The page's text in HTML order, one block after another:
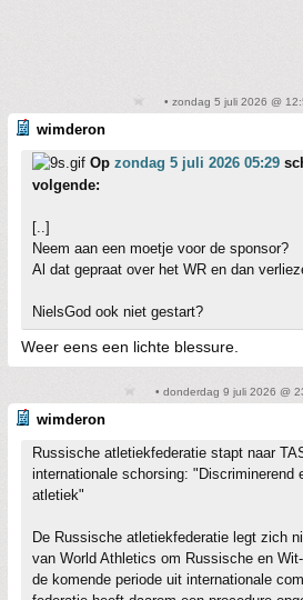
• zondag 5 juli 2026 @
wimderon
Op zondag 5 juli 2026 05:29
volgende:
[..]
Neem aan een moetje voor de sponsor?
Al dat gepraat over het WR en dan
NielsGod ook niet gestart?
Weer eens een lichte blessure.
• donderdag 9 juli 2026 @
wimderon
Russische atletiekfederatie stapt naar
internationale schorsing: "Discriminerend
atletiek"
De Russische atletiekfederatie legt zich
van World Athletics om Russische en
de komende periode uit internationale